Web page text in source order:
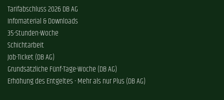
Tarifabschluss 2026 DB AG
Infomaterial & Downloads
35-Stunden-Woche
Schichtarbeit
Job-Ticket (DB AG)
Grundsätzliche Fünf-Tage-Woche (DB AG)
Erhöhung des Entgeltes - Mehr als nur Plus (DB AG)